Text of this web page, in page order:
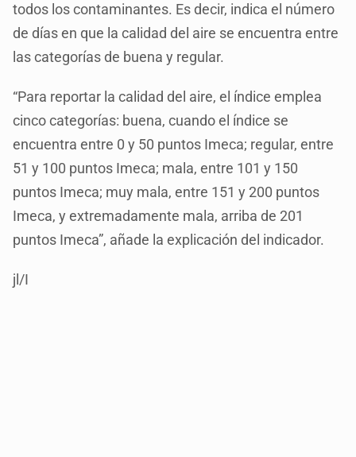
todos los contaminantes. Es decir, indica el número
de días en que la calidad del aire se encuentra entre
las categorías de buena y regular.
“Para reportar la calidad del aire, el índice emplea
cinco categorías: buena, cuando el índice se
encuentra entre 0 y 50 puntos Imeca; regular, entre
51 y 100 puntos Imeca; mala, entre 101 y 150
puntos Imeca; muy mala, entre 151 y 200 puntos
Imeca, y extremadamente mala, arriba de 201
puntos Imeca”, añade la explicación del indicador.
jl/I